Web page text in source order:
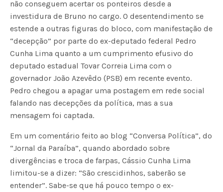
não conseguem acertar os ponteiros desde a
investidura de Bruno no cargo. O desentendimento se
estende a outras figuras do bloco, com manifestação de
“decepção” por parte do ex-deputado federal Pedro
Cunha Lima quanto a um cumprimento efusivo do
deputado estadual Tovar Correia Lima com o
governador João Azevêdo (PSB) em recente evento.
Pedro chegou a apagar uma postagem em rede social
falando nas decepções da política, mas a sua
mensagem foi captada.
Em um comentário feito ao blog “Conversa Política”, do
“Jornal da Paraíba”, quando abordado sobre
divergências e troca de farpas, Cássio Cunha Lima
limitou-se a dizer: “São crescidinhos, saberão se
entender”. Sabe-se que há pouco tempo o ex-